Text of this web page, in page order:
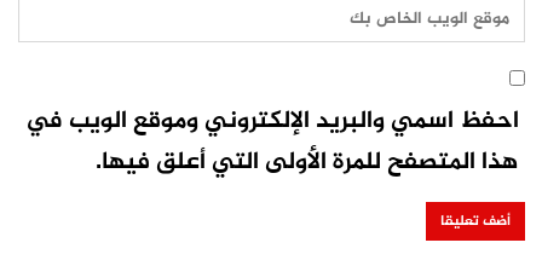
احفظ اسمي والبريد الإلكتروني وموقع الويب في
هذا المتصفح للمرة الأولى التي أعلق فيها.